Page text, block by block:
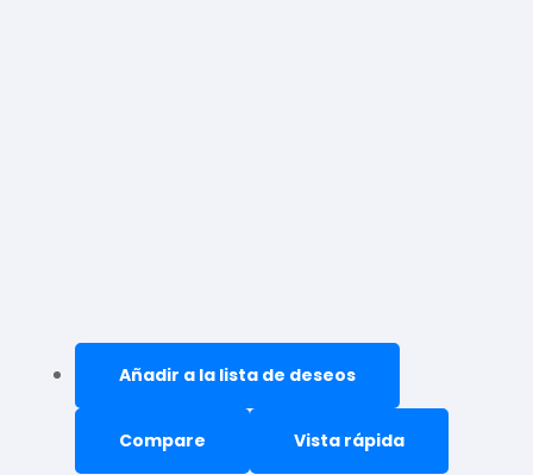
Añadir a la lista de deseos
Compare Vista rápida